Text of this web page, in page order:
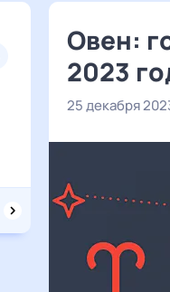
Овен:
2023
25 декабря